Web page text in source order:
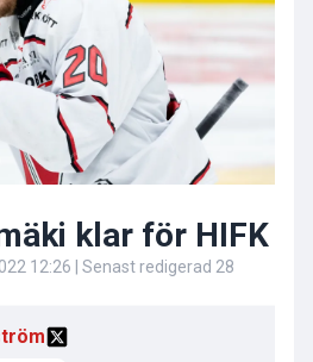
klar för HIFK
12:26 | Senast redigerad 28